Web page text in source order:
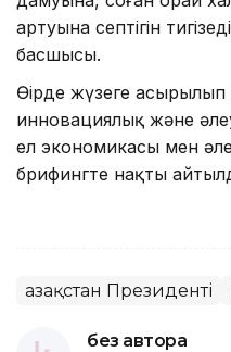
артуына септігін
басшысы.
Өңірде жүзеге
инновациялық және
ел экономикасы мен
брифингте нақты
Қазақстан Президенті
без автора